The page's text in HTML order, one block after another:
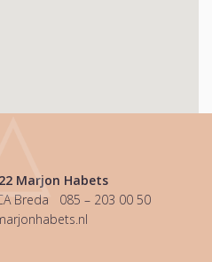
Marjon Habets
Breda 085 – 203 00 50